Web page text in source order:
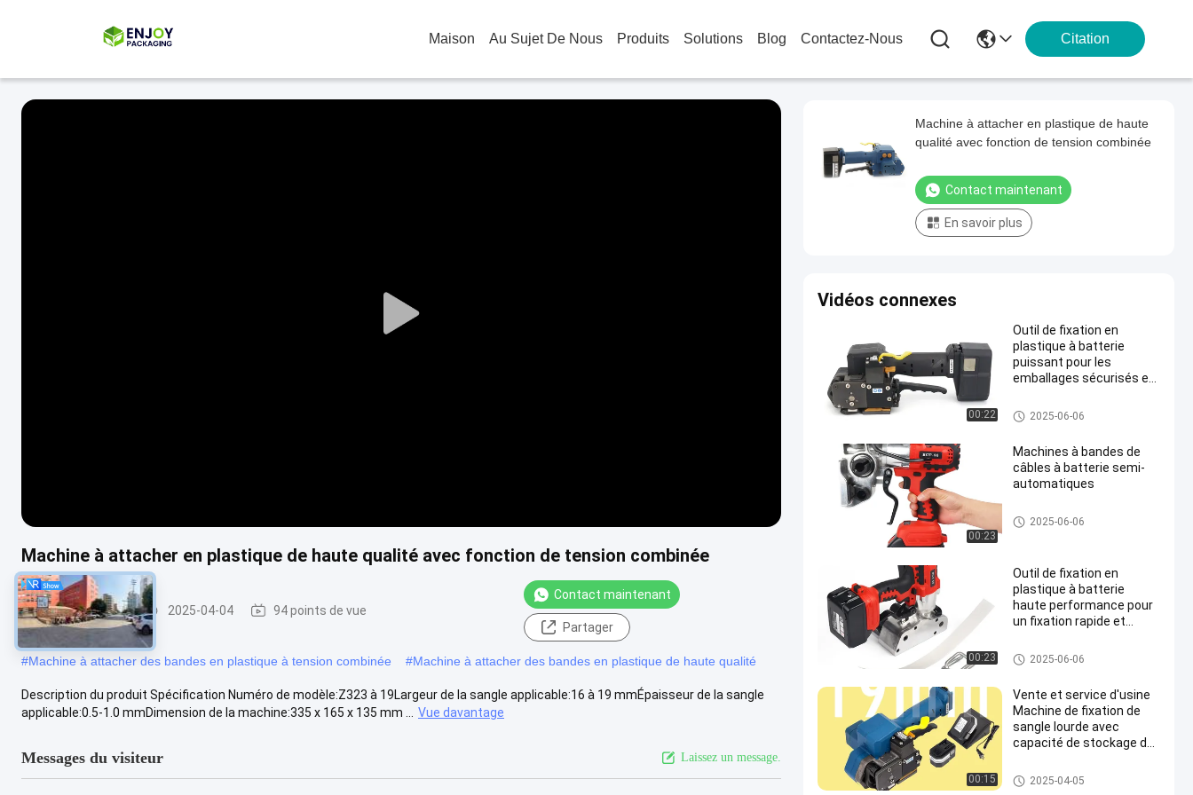
Maison Au Sujet De Nous Produits Solutions Blog Contactez-Nous Citation
Play
Machine à attacher en plastique de haute qualité avec fonction de tension combinée
Outil de fixation 2025-04-04 94 points de vue
Contact maintenant
Partager
#Machine à attacher des bandes en plastique à tension combinée #Machine à attacher des bandes en plastique de haute qualité
Description du produit Spécification Numéro de modèle:Z323 à 19Largeur de la sangle applicable:16 à 19 mmÉpaisseur de la sangle
applicable:0.5-1.0 mmDimension de la machine:335 x 165 x 135 mm ...
Vue davantage
Messages du visiteur Laissez un message.
Machine à attacher en plastique de haute
qualité avec fonction de tension combinée
Contact maintenant
En savoir plus
Vidéos connexes
00:22
Outil de fixation en
plastique à batterie
puissant pour les
emballages sécurisés et
Battery Powered Plastic Strapp
ing Tool
2025-06-06
00:23
Machines à bandes de
câbles à batterie semi-
automatiques
Battery Powered Plastic Strapp
ing Tool
2025-06-06
00:23
Outil de fixation en
plastique à batterie
haute performance pour
un fixation rapide et
Battery Powered Plastic Strapp
ing Tool
2025-06-06
00:15
Vente et service d'usine
Machine de fixation de
sangle lourde avec
capacité de stockage de
rechargeable
Battery Powered Plastic Strapp
ing Tool
2025-04-05